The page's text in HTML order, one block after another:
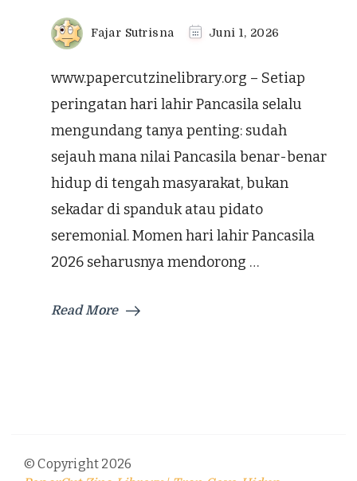
Fajar Sutrisna Juni 1, 2026
www.papercutzinelibrary.org – Setiap
peringatan hari lahir Pancasila selalu
mengundang tanya penting: sudah
sejauh mana nilai Pancasila benar-benar
hidup di tengah masyarakat, bukan
sekadar di spanduk atau pidato
seremonial. Momen hari lahir Pancasila
2026 seharusnya mendorong …
Read More
© Copyright 2026